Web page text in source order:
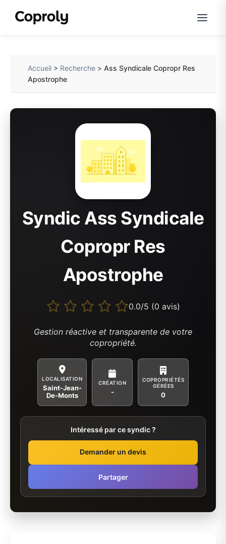
Accueil > Recherche >Ass Syndicale Copropr Res
Apostrophe
Syndic Ass Syndicale
Copropr Res
Apostrophe
0.0/5 (0 avis)
Gestion réactive et transparente de votre
copropriété.
LOCALISATION
Saint-Jean-
De-Monts
CRÉATION
-
COPROPRIÉTÉS
GÉRÉES
0
Intéressé par ce syndic ?
Demander un devis
Partager